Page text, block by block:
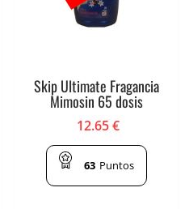
Skip Ultimate Fragancia
Mimosin 65 dosis
12.65€
63 Puntos